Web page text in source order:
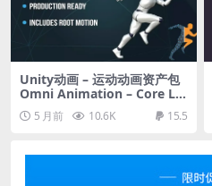
Unity动画 – 运动动画资产包
Omni Animation – Core Lo
comotion Pack
5 月前 10.6K 15.5